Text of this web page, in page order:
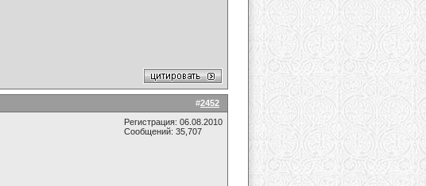
#2452
Регистрация: 06.08.2010
Сообщений: 35,707